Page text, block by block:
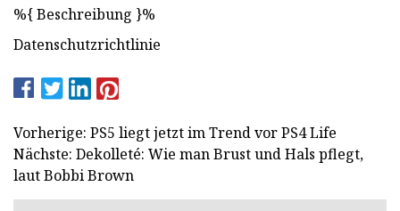
%{ Beschreibung }%
Datenschutzrichtlinie
Vorherige: PS5 liegt jetzt im Trend vor PS4 Life
Nächste: Dekolleté: Wie man Brust und Hals pflegt,
laut Bobbi Brown